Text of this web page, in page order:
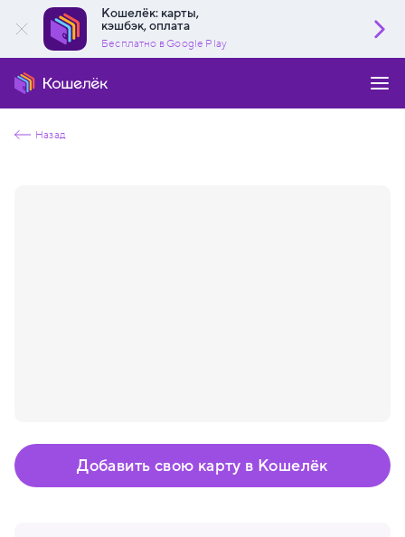
Кошелёк: карты,
кэшбэк, оплата
Бесплатно в Google Play
Назад
Добавить свою карту в Кошелёк